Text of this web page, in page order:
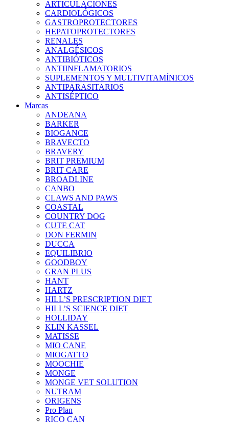
ARTICULACIONES
CARDIOLÓGICOS
GASTROPROTECTORES
HEPATOPROTECTORES
RENALES
ANALGÉSICOS
ANTIBIÓTICOS
ANTIINFLAMATORIOS
SUPLEMENTOS Y MULTIVITAMÍNICOS
ANTIPARASITARIOS
ANTISÉPTICO
Marcas
ANDEANA
BARKER
BIOGANCE
BRAVECTO
BRAVERY
BRIT PREMIUM
BRIT CARE
BROADLINE
CANBO
CLAWS AND PAWS
COASTAL
COUNTRY DOG
CUTE CAT
DON FERMIN
DUCCA
EQUILIBRIO
GOODBOY
GRAN PLUS
HANT
HARTZ
HILL’S PRESCRIPTION DIET
HILL’S SCIENCE DIET
HOLLIDAY
KLIN KASSEL
MATISSE
MIO CANE
MIOGATTO
MOOCHIE
MONGE
MONGE VET SOLUTION
NUTRAM
ORIGENS
Pro Plan
RICO CAN